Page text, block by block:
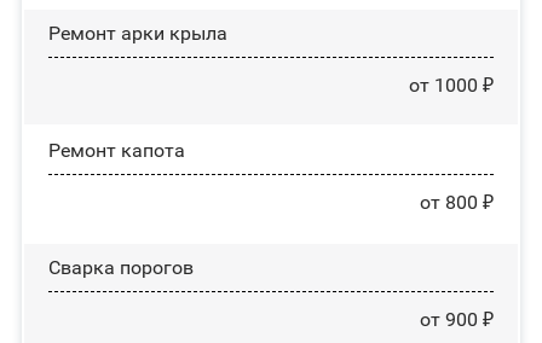
Ремонт арки крыла
от 1000 ₽
Ремонт капота
от 800 ₽
Сварка порогов
от 900 ₽